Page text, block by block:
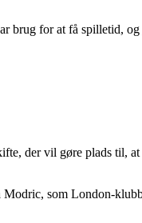
brug for at få spilletid,
der vil gøre plads til, at
som London-